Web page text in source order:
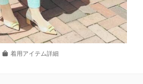
着用アイテム詳細